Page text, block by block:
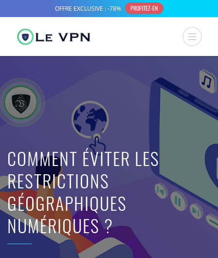
COMMENT ÉVITER LES
RESTRICTIONS
GÉOGRAPHIQUES
NUMÉRIQUES ?